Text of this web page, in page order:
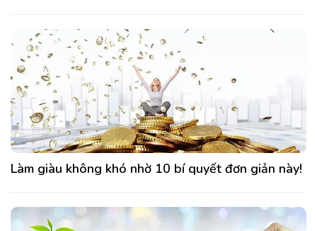
Làm giàu không khó nhờ 10 bí quyết đơn giản này!